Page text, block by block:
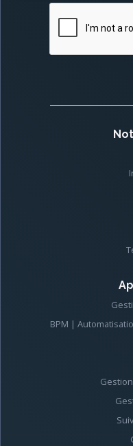
BPM |